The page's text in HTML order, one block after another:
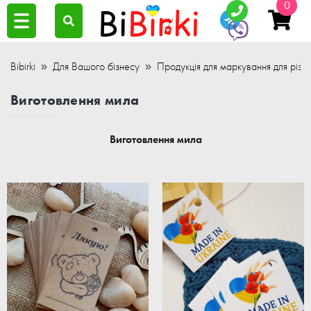
0
Bibirki Для Вашого бізнесу Продукція для маркування для
Виготовлення мила
Виготовлення мила